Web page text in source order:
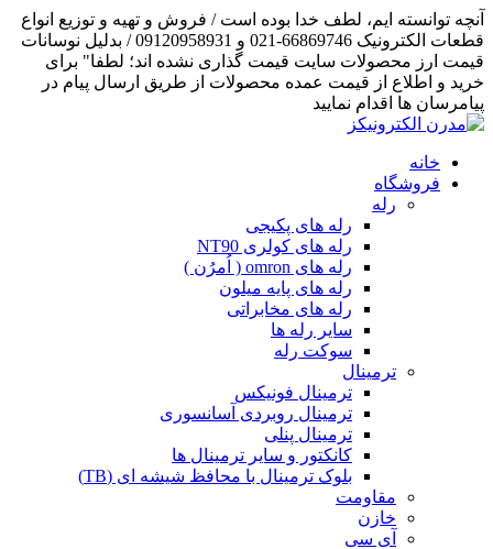
آنچه توانسته ایم، لطف خدا بوده است / فروش و تهیه و توزیع انواع
قطعات الکترونیک 66869746-021 و 09120958931 / بدلیل نوسانات
قیمت ارز محصولات سایت قیمت گذاری نشده اند؛ لطفا" برای
خرید و اطلاع از قیمت عمده محصولات از طریق ارسال پیام در
پیامرسان ها اقدام نمایید
خانه
فروشگاه
رله
رله های پکیجی
رله های کولری NT90
رله های omron ( اُمرُن )
رله های پایه میلون
رله های مخابراتی
سایر رله ها
سوکت رله
ترمینال
ترمینال فونیکس
ترمینال روبردی آسانسوری
ترمینال پنلی
کانکتور و سایر ترمینال ها
بلوک ترمینال با محافظ شیشه ای (TB)
مقاومت
خازن
آی سی